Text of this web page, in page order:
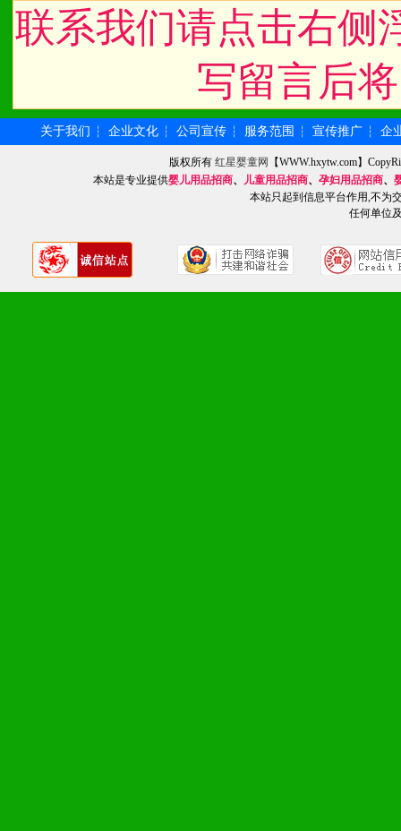
1、不断提升品牌的知名度
2、不断开创新产品不断满
九、加盟优势
1、广告企划支持：产品
品全面配赠，免费提供软
册、专柜咨询手册等各种
联系我们请点击右侧
写留言后
关于我们 ┆ 企业文化 ┆ 公司宣传 ┆ 服务范围 ┆ 宣传推广 ┆ 企
版权所有红星婴童网
【WWW.hxytw.com】
本站是专业提供婴儿用品招商、 儿童用品招商、 孕妇用品招商、
本站只起到信息平台作用,不为
任何单位